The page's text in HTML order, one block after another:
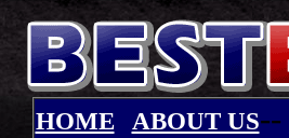
HOME ABOUT US--